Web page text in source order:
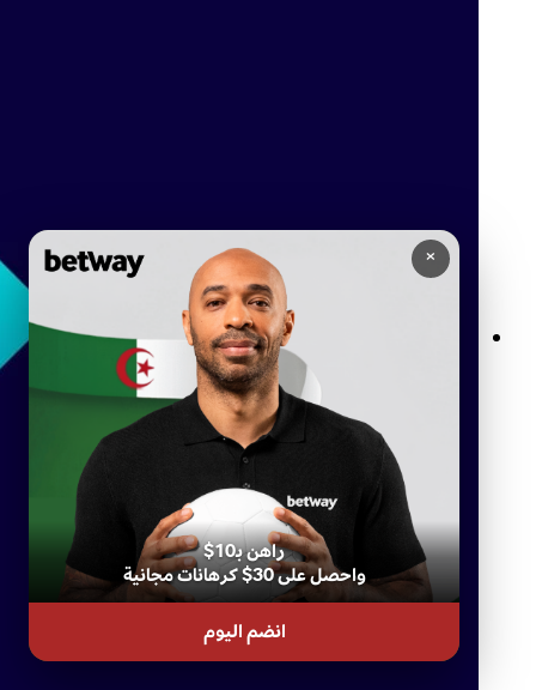
×
راهن بـ10$
واحصل على 30$ كرهانات مجانية
انضم اليوم